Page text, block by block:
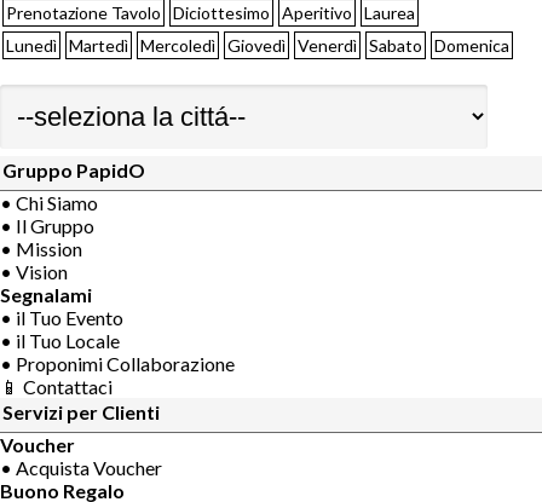
Prenotazione Tavolo
Diciottesimo Aperitivo
Laurea
Lunedì Martedì Mercoledì Giovedì Venerdì Sabato Domenica
Gruppo PapidO
• Chi Siamo
• Il Gruppo
• Mission
• Vision
Segnalami
• il Tuo Evento
• il Tuo Locale
• Proponimi Collaborazione
📱 Contattaci
Servizi per Clienti
Voucher
• Acquista Voucher
Buono Regalo